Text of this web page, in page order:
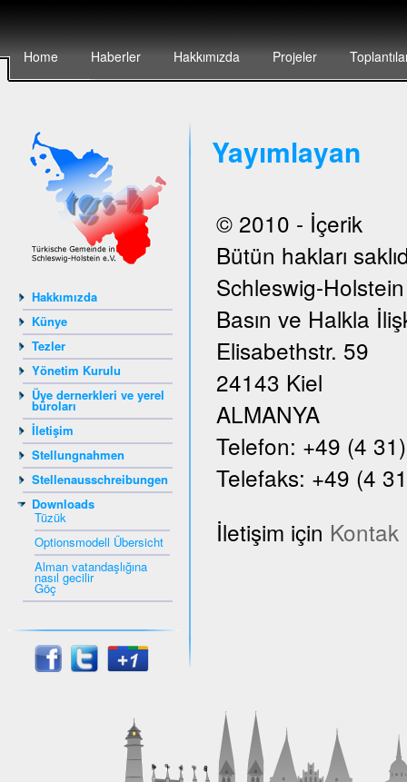
Home Haberler Hakkımızda Projeler
Hakkımızda
Künye
Tezler
Yönetim Kurulu
Üye dernerkleri ve yerel
büroları
İletişim
Stellungnahmen
Stellenausschreibungen
Downloads
Tüzük
Optionsmodell Übersicht
Alman vatandaşlığına
nasıl gecilir
Göç
Yayımlayan
© 2010 - İçerik
Bütün hakları
Schleswig-
Basın ve Halkla
Elisabethstr. 59
24143 Kiel
ALMANYA
Telefon: +49 (4
Telefaks: +49 (4
İletişim için